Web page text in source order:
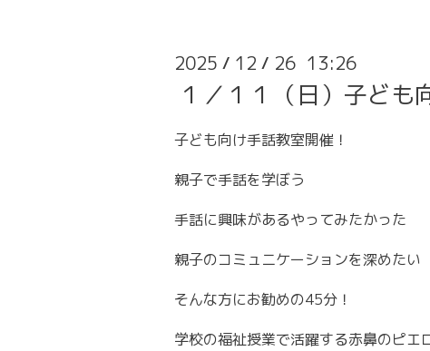
2025 / 12 / 26 13:26
１／１１（日）子ども
子ども向け手話教室開催！
親子で手話を学ぼう
手話に興味があるやってみたかった
親子のコミュニケーションを深めたい
そんな方にお勧めの45分！
学校の福祉授業で活躍する赤鼻のピエ